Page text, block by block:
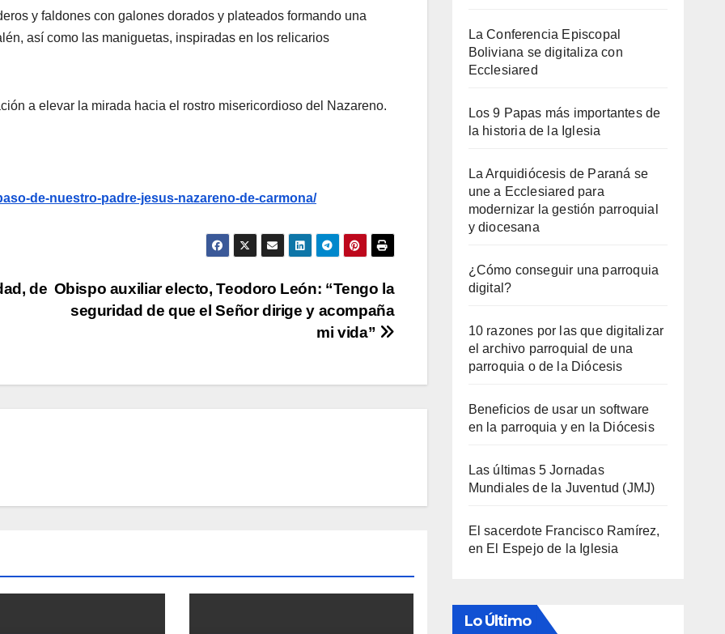
y faldones con galones dorados y plateados formando una
así como las maniguetas, inspiradas en los relicarios
a elevar la mirada hacia el rostro misericordioso del Nazareno.
de-nuestro-padre-jesus-nazareno-de-carmona/
Obispo auxiliar electo, Teodoro León: “Tengo la
seguridad de que el Señor dirige y acompaña
mi vida”
de
La Conferencia Episcopal
Boliviana se digitaliza con
Ecclesiared
Los 9 Papas más importantes de
la historia de la Iglesia
La Arquidiócesis de Paraná se
une a Ecclesiared para
modernizar la gestión parroquial
y diocesana
¿Cómo conseguir una parroquia
digital?
10 razones por las que digitalizar
el archivo parroquial de una
parroquia o de la Diócesis
Beneficios de usar un software
en la parroquia y en la Diócesis
Las últimas 5 Jornadas
Mundiales de la Juventud (JMJ)
El sacerdote Francisco Ramírez,
en El Espejo de la Iglesia
Lo Último